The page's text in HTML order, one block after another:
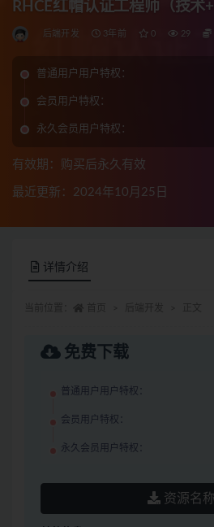
RHCE红帽认证工程师（技术+
后端开发 3年前 0 29
普通用户用户特权：
会员用户特权：
永久会员用户特权：
有效期：购买后永久有效
最近更新：2024年10月25日
详情介绍
免费下载
普通用户用户特权：
会员用户特权：
永久会员用户特权：
资源名称